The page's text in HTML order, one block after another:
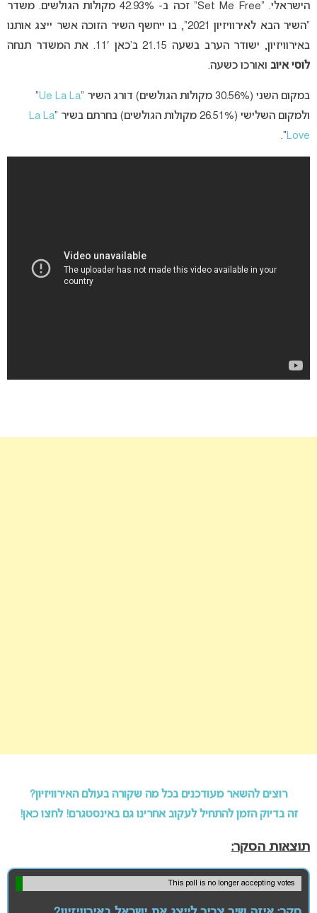
הישראלי. “Set Me Free” זכה ב- 42.93% מקולות הגולשים. משדר
“השיר הבא לאירוויזיון 2021”, בו ייחשף השיר הזוכה אשר ייצג אותנו
באירוויזיון, ישודר הערב בשעה 21.15 ב’כאן 11′. את המשדר תנחה
לוסי איובואורכו כשעה.
במקום השני (30.56% מקולות הגולשים) דורג השיר “ Ue La La
”
ולמקום השלישי (26.51% מקולות הגולשים) בחרתם בשיר “
La La
Love
“.
רוצים להשאר מעודכנים בכל מה שקורה בעולם האירוויזיון?
זה בדיוק הזמן להתחיל לעקוב אחרינו גם באינסטגרם! לחצו כאן!
תוצאות הסקר:
This poll is no longer accepting votes